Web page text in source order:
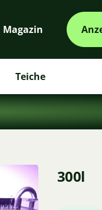
Magazin
Teiche
300l